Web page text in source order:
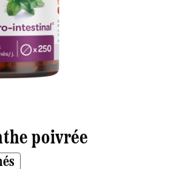
poivrée